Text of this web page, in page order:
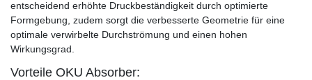
entscheidend erhöhte Druckbeständigkeit durch optimierte
Formgebung, zudem sorgt die verbesserte Geometrie für eine
optimale verwirbelte Durchströmung und einen hohen
Wirkungsgrad.
Vorteile OKU Absorber: